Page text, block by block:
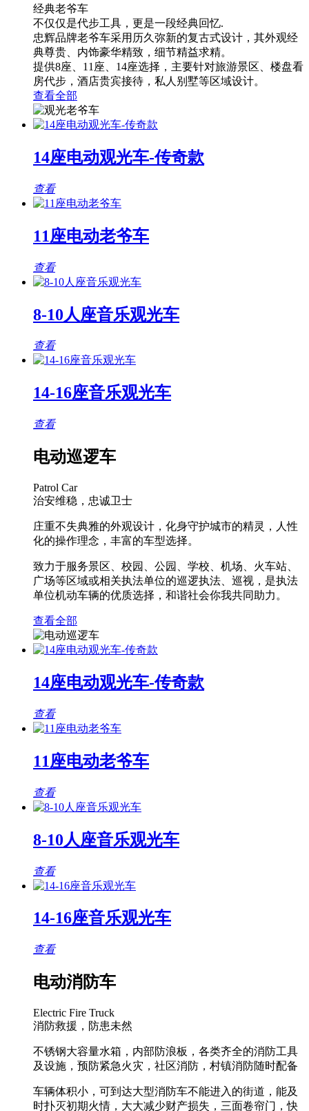
经典老爷车
不仅仅是代步工具，更是一段经典回忆.
忠辉品牌老爷车采用历久弥新的复古式设计，其外观经
典尊贵、内饰豪华精致，细节精益求精。
提供8座、11座、14座选择，主要针对旅游景区、楼盘看
房代步，酒店贵宾接待，私人别墅等区域设计。
查看全部
14座电动观光车-传奇款
查看
11座电动老爷车
查看
8-10人座音乐观光车
查看
14-16座音乐观光车
查看
电动巡逻车
Patrol Car
治安维稳，忠诚卫士
庄重不失典雅的外观设计，化身守护城市的精灵，人性
化的操作理念，丰富的车型选择。
致力于服务景区、校园、公园、学校、机场、火车站、
广场等区域或相关执法单位的巡逻执法、巡视，是执法
单位机动车辆的优质选择，和谐社会你我共同助力。
查看全部
14座电动观光车-传奇款
查看
11座电动老爷车
查看
8-10人座音乐观光车
查看
14-16座音乐观光车
查看
电动消防车
Electric Fire Truck
消防救援，防患未然
不锈钢大容量水箱，内部防浪板，各类齐全的消防工具
及设施，预防紧急火灾，社区消防，村镇消防随时配备
车辆体积小，可到达大型消防车不能进入的街道，能及
时扑灭初期火情，大大减少财产损失，三面卷帘门，快